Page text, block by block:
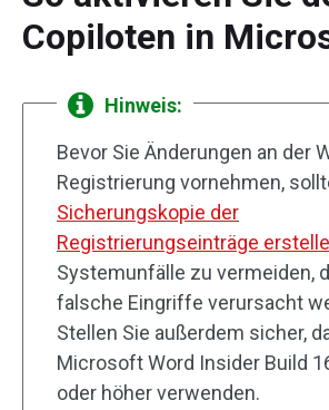
Copiloten in
Hinweis:
Bevor Sie Änderungen an der
Registrierung vornehmen,
Sicherungskopie der
Registrierungseinträge
Systemunfälle zu vermeiden,
falsche Eingriffe verursacht
Stellen Sie außerdem sicher,
Microsoft Word Insider Build
oder höher verwenden.